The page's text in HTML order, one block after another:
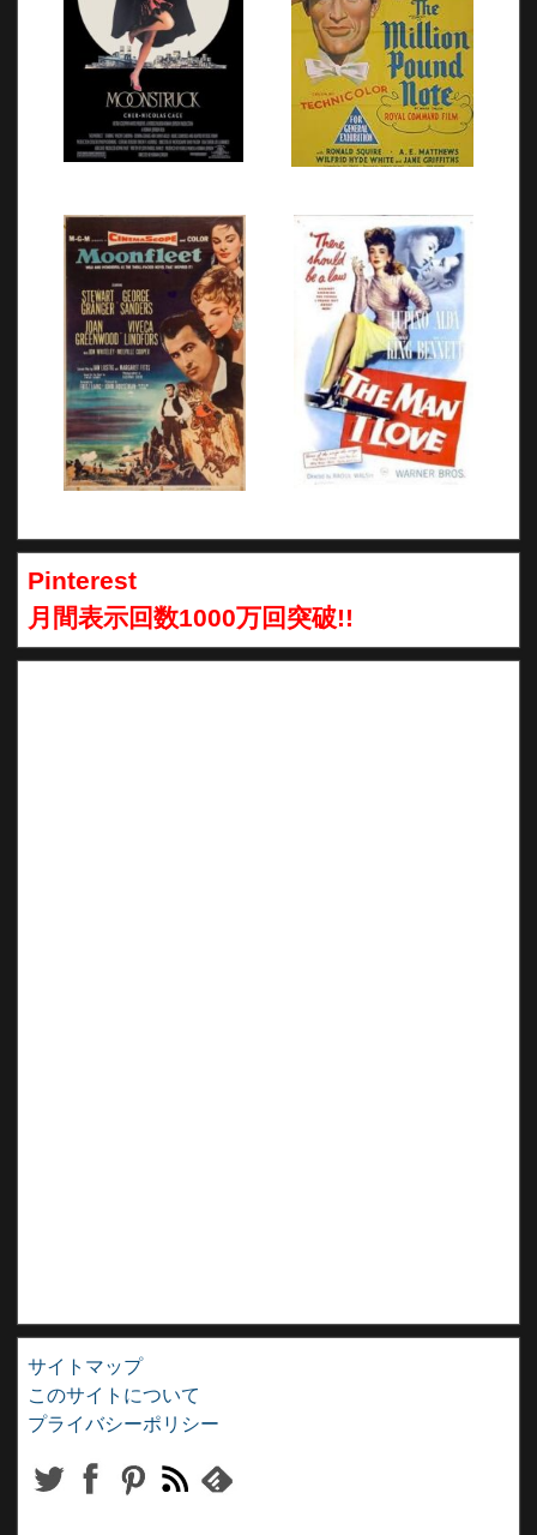
Pinterest
月間表示回数1000万回突破!!
サイトマップ
このサイトについて
プライバシーポリシー